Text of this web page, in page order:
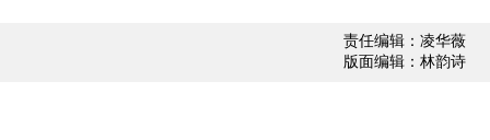
责任编辑：凌华薇
版面编辑：林韵诗